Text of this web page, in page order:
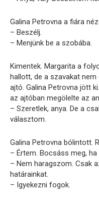
Galina Petrovna a fiára
– Beszélj.
– Menjünk be a szobába.
Kimentek. Margarita a
hallott, de a szavakat
ajtó. Galina Petrovna jött
az ajtóban megölelte az
– Szeretlek, anya. De a
választom.
Galina Petrovna bólintott.
– Értem. Bocsáss meg,
– Nem haragszom. Csak
határainkat.
– Igyekezni fogok.